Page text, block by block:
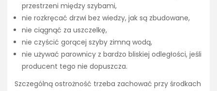
przestrzeni między szybami,
nie rozkręcać drzwi bez wiedzy, jak są zbudowane,
nie ciągnąć za uszczelkę,
nie czyścić gorącej szyby zimną wodą,
nie używać parownicy z bardzo bliskiej odległości, jeśli
producent tego nie dopuszcza.
Szczególną ostrożność trzeba zachować przy środkach